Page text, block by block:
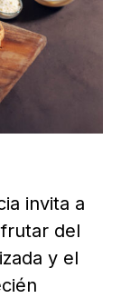
invita a
del
y el